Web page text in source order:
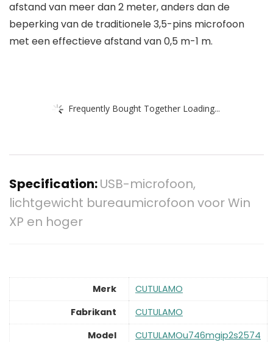
afstand van meer dan 2 meter, anders dan de
beperking van de traditionele 3,5-pins microfoon
met een effectieve afstand van 0,5 m-1 m.
Frequently Bought Together Loading...
Specification:USB-microfoon,
lichtgewicht bureaumicrofoon voor Win
XP en hoger
Merk
‎CUTULAMO
Fabrikant
‎CUTULAMO
Model
‎CUTULAMOu746mgip2s2574